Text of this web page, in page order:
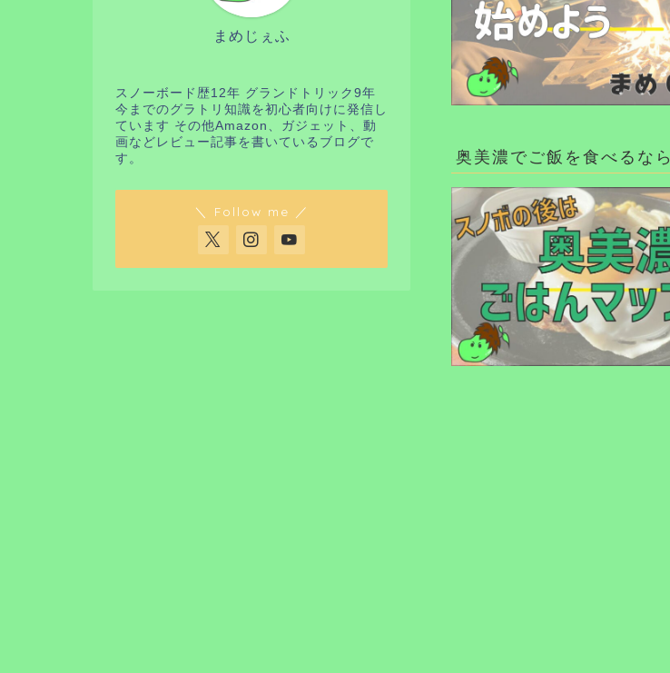
まめじぇふ
スノーボード歴12年 グランドトリック9年
今までのグラトリ知識を初心者向けに発信し
ています その他Amazon、ガジェット、動
画などレビュー記事を書いているブログで
す。
＼ Follow me ／
奥美濃でご飯を食べるなら